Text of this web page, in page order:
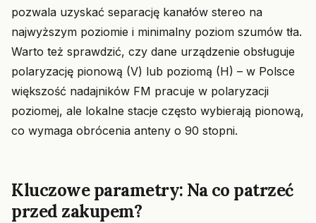
pozwala uzyskać separację kanałów stereo na
najwyższym poziomie i minimalny poziom szumów tła.
Warto też sprawdzić, czy dane urządzenie obsługuje
polaryzację pionową (V) lub poziomą (H) – w Polsce
większość nadajników FM pracuje w polaryzacji
poziomej, ale lokalne stacje często wybierają pionową,
co wymaga obrócenia anteny o 90 stopni.
Kluczowe parametry: Na co patrzeć
przed zakupem?